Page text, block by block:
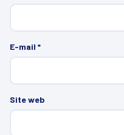
E-mail *
Site web